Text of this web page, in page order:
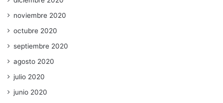
noviembre 2020
octubre 2020
septiembre 2020
agosto 2020
julio 2020
junio 2020